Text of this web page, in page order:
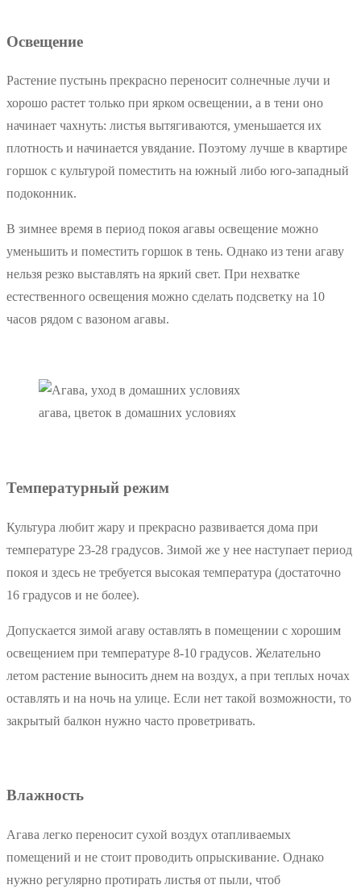
Освещение
Растение пустынь прекрасно переносит солнечные лучи и
хорошо растет только при ярком освещении, а в тени оно
начинает чахнуть: листья вытягиваются, уменьшается их
плотность и начинается увядание. Поэтому лучше в квартире
горшок с культурой поместить на южный либо юго-западный
подоконник.
В зимнее время в период покоя агавы освещение можно
уменьшить и поместить горшок в тень. Однако из тени агаву
нельзя резко выставлять на яркий свет. При нехватке
естественного освещения можно сделать подсветку на 10
часов рядом с вазоном агавы.
агава, цветок в домашних условиях
Температурный режим
Культура любит жару и прекрасно развивается дома при
температуре 23-28 градусов. Зимой же у нее наступает период
покоя и здесь не требуется высокая температура (достаточно
16 градусов и не более).
Допускается зимой агаву оставлять в помещении с хорошим
освещением при температуре 8-10 градусов. Желательно
летом растение выносить днем на воздух, а при теплых ночах
оставлять и на ночь на улице. Если нет такой возможности, то
закрытый балкон нужно часто проветривать.
Влажность
Агава легко переносит сухой воздух отапливаемых
помещений и не стоит проводить опрыскивание. Однако
нужно регулярно протирать листья от пыли, чтоб